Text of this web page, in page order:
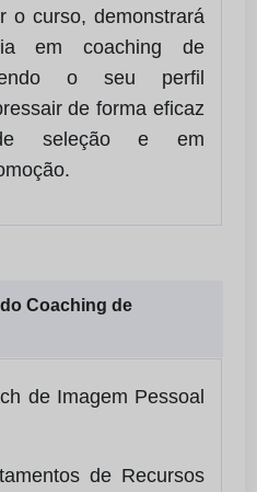
o curso, demonstrará
em coaching de
o seu perfil
de forma eficaz
seleção e em
Coaching de
de Imagem Pessoal
de Recursos